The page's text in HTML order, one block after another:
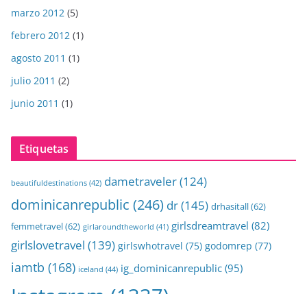
marzo 2012 (5)
febrero 2012 (1)
agosto 2011 (1)
julio 2011 (2)
junio 2011 (1)
Etiquetas
beautifuldestinations (42) dametraveler(124)
dominicanrepublic (246) dr(145) drhasitall(62)
femmetravel(62) girlaroundtheworld (41) girlsdreamtravel (82)
girlslovetravel (139) girlswhotravel (75) godomrep (77)
iamtb (168) iceland (44) ig_dominicanrepublic (95)